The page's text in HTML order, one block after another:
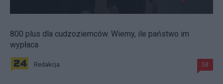
800 plus dla cudzoziemców. Wiemy, ile państwo im
wypłaca
Redakcja 58